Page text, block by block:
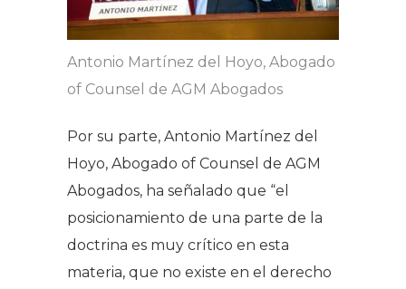
Antonio Martínez del Hoyo, Abogado
of Counsel de AGM Abogados
Por su parte, Antonio Martínez del
Hoyo, Abogado of Counsel de AGM
Abogados, ha señalado que “el
posicionamiento de una parte de la
doctrina es muy crítico en esta
materia, que no existe en el derecho